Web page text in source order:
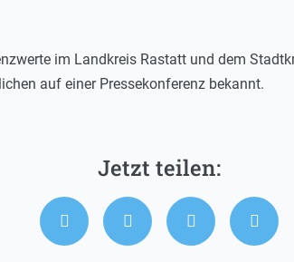
im Landkreis Rastatt und dem
auf einer Pressekonferenz bekannt.